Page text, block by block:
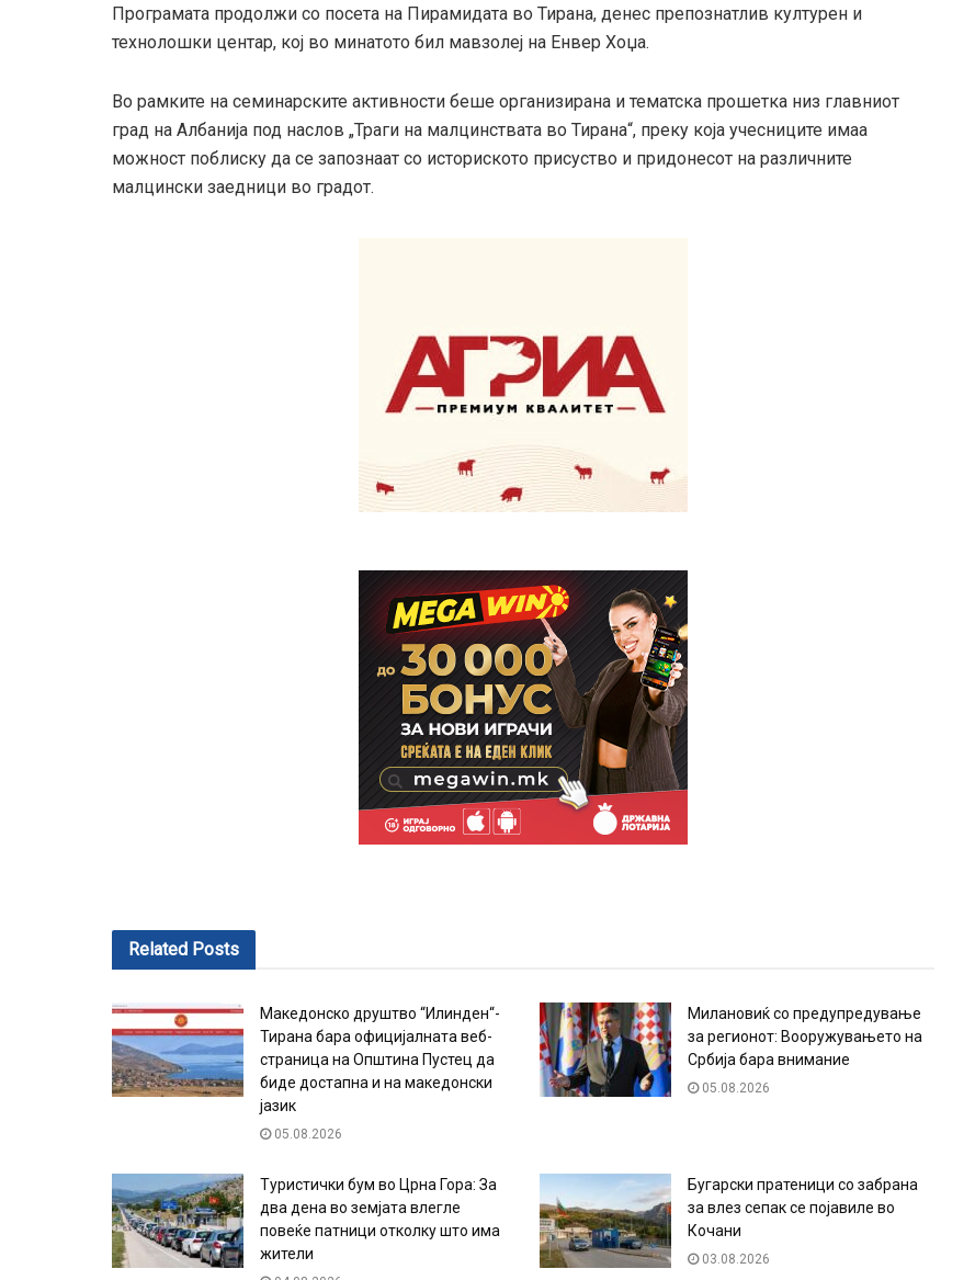
Програмата продолжи со посета на Пирамидата во Тирана, денес препознатлив културен и
технолошки центар, кој во минатото бил мавзолеј на Енвер Хоџа.
Во рамките на семинарските активности беше организирана и тематска прошетка низ главниот
град на Албанија под наслов „Траги на малцинствата во Тирана“, преку која учесниците имаа
можност поблиску да се запознаат со историското присуство и придонесот на различните
малцински заедници во градот.
Related Posts
Македонско друштво “Илинден“-
Тирана бара официјалната веб-
страница на Општина Пустец да
биде достапна и на македонски
јазик
05.08.2026
Милановиќ со предупредување
за регионот: Вооружувањето на
Србија бара внимание
05.08.2026
Туристички бум во Црна Гора: За
два дена во земјата влегле
повеќе патници отколку што има
жители
Бугарски пратеници со забрана
за влез сепак се појавиле во
Кочани
03.08.2026